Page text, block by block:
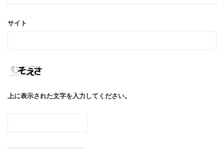
サイト
上に表示された文字を入力してください。